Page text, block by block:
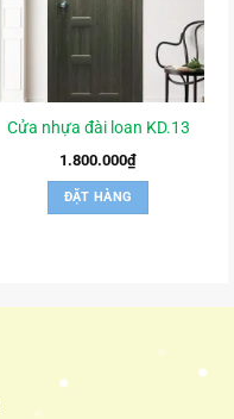
Cửa nhựa đài loan KD.13
1.800.000₫
ĐẶT HÀNG